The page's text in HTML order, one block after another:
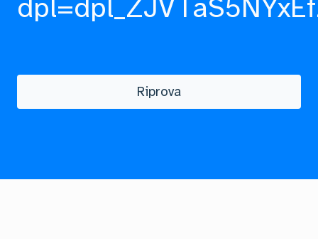
Riprova